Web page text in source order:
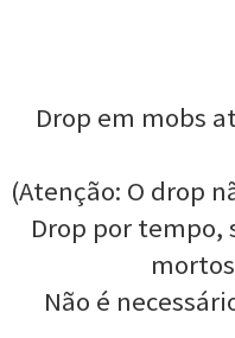
Drop em mobs
(Atenção: O drop
Drop por
Não é